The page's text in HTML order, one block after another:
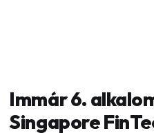
Immár 6.
Singapore